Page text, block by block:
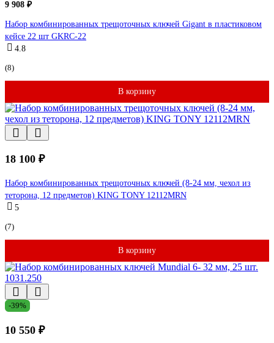
9 908 ₽
Набор комбинированных трещоточных ключей Gigant в пластиковом
кейсе 22 шт GKRC-22
4.8
(8)
В корзину
18 100 ₽
Набор комбинированных трещоточных ключей (8-24 мм, чехол из
теторона, 12 предметов) KING TONY 12112MRN
5
(7)
В корзину
-39%
10 550 ₽